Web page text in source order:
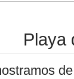
Playa
de